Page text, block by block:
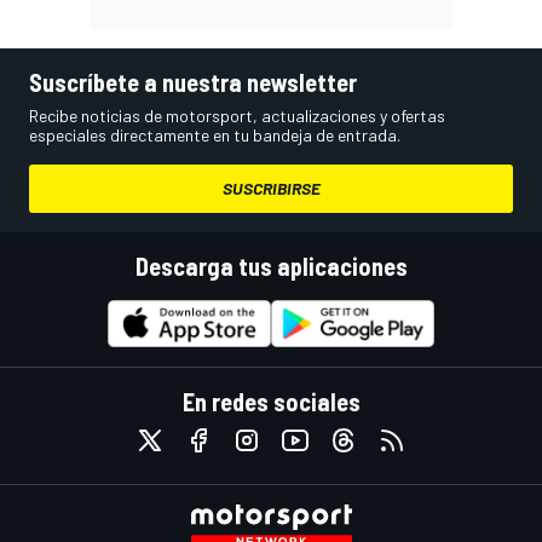
Suscríbete a nuestra newsletter
Recibe noticias de motorsport, actualizaciones y ofertas
especiales directamente en tu bandeja de entrada.
SUSCRIBIRSE
Descarga tus aplicaciones
En redes sociales